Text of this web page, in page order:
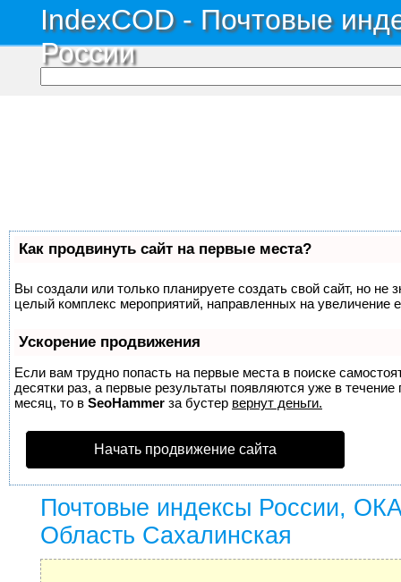
IndexCOD - Почтовые
России
Как продвинуть сайт на первые места?
Вы создали или только планируете создать свой сайт, но не
целый комплекс мероприятий, направленных на увеличение
Ускорение продвижения
Если вам трудно попасть на первые места в поиске
десятки раз, а первые результаты появляются уже в
месяц, то в SeoHammer за бустер вернут деньги.
Начать продвижение сайта
Почтовые индексы России,
Область Сахалинская